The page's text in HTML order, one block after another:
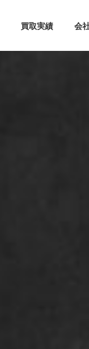
買取実績 会